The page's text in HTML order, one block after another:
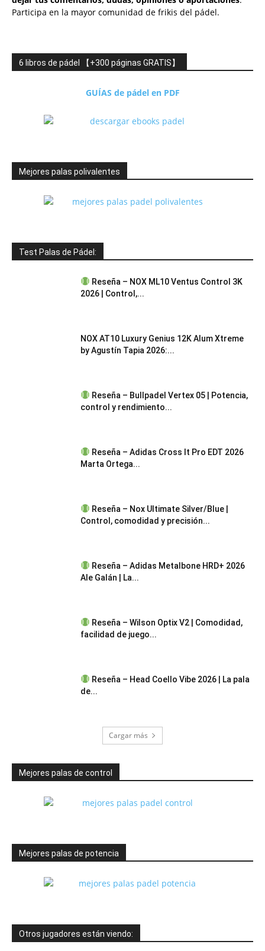
Participa en la mayor comunidad de frikis del pádel.
6 libros de pádel 【+300 páginas GRATIS】
GUÍAS de pádel en PDF
Mejores palas polivalentes
Test Palas de Pádel:
Reseña – NOX ML10 Ventus Control 3K
2026 | Control,...
NOX AT10 Luxury Genius 12K Alum Xtreme
by Agustín Tapia 2026:...
Reseña – Bullpadel Vertex 05 | Potencia,
control y rendimiento...
Reseña – Adidas Cross It Pro EDT 2026
Marta Ortega...
Reseña – Nox Ultimate Silver/Blue |
Control, comodidad y precisión...
Reseña – Adidas Metalbone HRD+ 2026
Ale Galán | La...
Reseña – Wilson Optix V2 | Comodidad,
facilidad de juego...
Reseña – Head Coello Vibe 2026 | La pala
de...
Cargar más
Mejores palas de control
Mejores palas de potencia
Otros jugadores están viendo: